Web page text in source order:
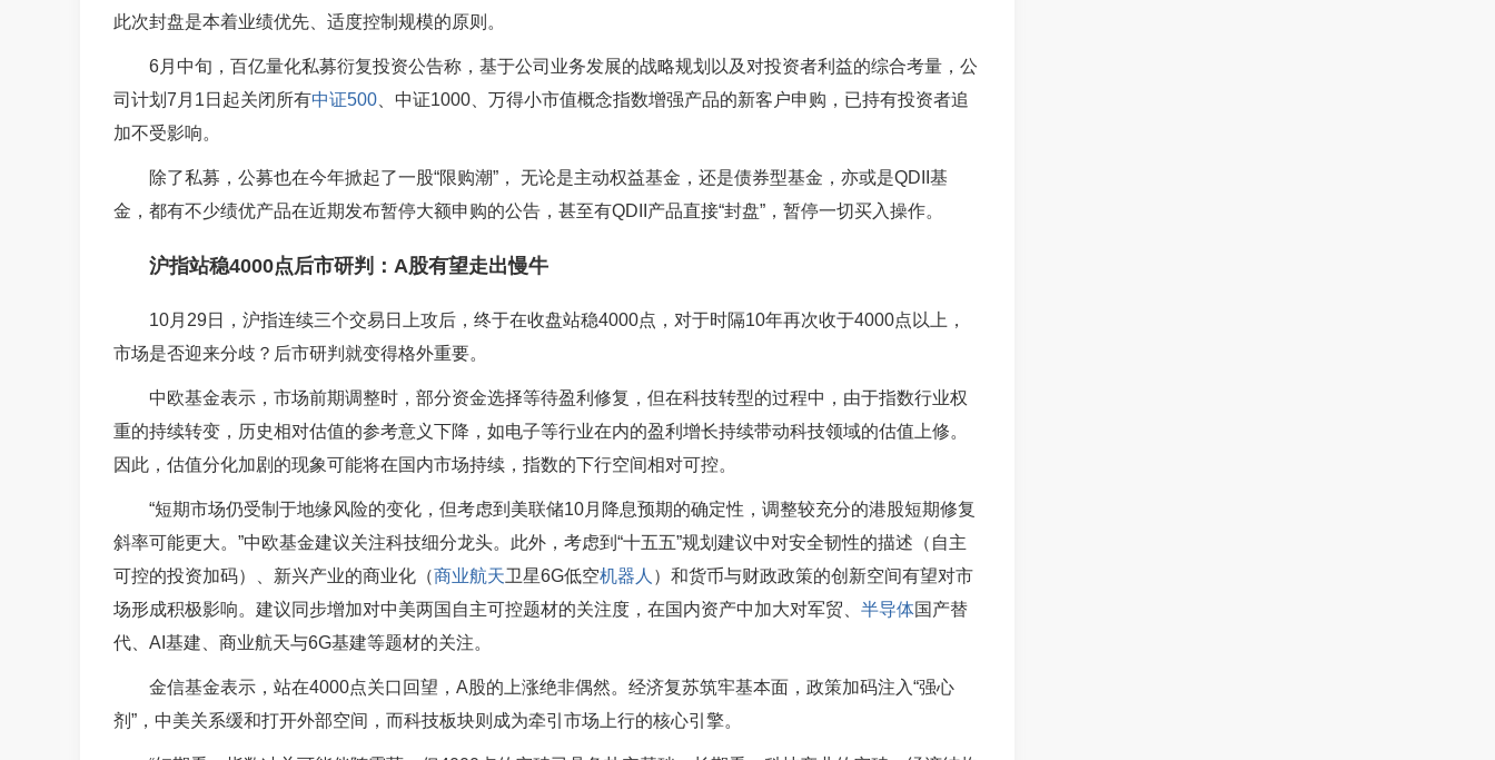
此次封盘是本着业绩优先、适度控制规模的原则。
6月中旬，百亿量化私募衍复投资公告称，基于公司业务发展的战略规划以及对投资者利益的综合考量，公
司计划7月1日起关闭所有中证500 、中证1000、万得小市值概念指数增强产品的新客户申购，已持有投资者追
加不受影响。
除了私募，公募也在今年掀起了一股“限购潮”， 无论是主动权益基金，还是债券型基金，亦或是QDII基
金，都有不少绩优产品在近期发布暂停大额申购的公告，甚至有QDII产品直接“封盘”，暂停一切买入操作。
沪指站稳4000点后市研判：A股有望走出慢牛
10月29日，沪指连续三个交易日上攻后，终于在收盘站稳4000点，对于时隔10年再次收于4000点以上，
市场是否迎来分歧？后市研判就变得格外重要。
中欧基金表示，市场前期调整时，部分资金选择等待盈利修复，但在科技转型的过程中，由于指数行业权
重的持续转变，历史相对估值的参考意义下降，如电子等行业在内的盈利增长持续带动科技领域的估值上修。
因此，估值分化加剧的现象可能将在国内市场持续，指数的下行空间相对可控。
“短期市场仍受制于地缘风险的变化，但考虑到美联储10月降息预期的确定性，调整较充分的港股短期修复
斜率可能更大。”中欧基金建议关注科技细分龙头。此外，考虑到“十五五”规划建议中对安全韧性的描述（自主
可控的投资加码）、新兴产业的商业化（商业航天卫星6G低空机器人 ）和货币与财政政策的创新空间有望对市
场形成积极影响。建议同步增加对中美两国自主可控题材的关注度，在国内资产中加大对军贸、 半导体国产替
代、AI基建、 商业航天与6G基建等题材的关注。
金信基金表示，站在4000点关口回望，A股的上涨绝非偶然。经济复苏筑牢基本面，政策加码注入“强心
剂”，中美关系缓和打开外部空间，而科技板块则成为牵引市场上行的核心引擎。